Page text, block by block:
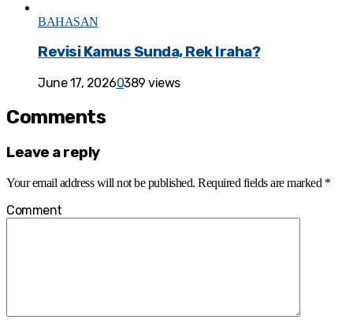
BAHASAN
Revisi Kamus Sunda, Rek Iraha?
June 17, 20260389 views
Comments
Leave a reply
Your email address will not be published. Required fields are marked *
Comment